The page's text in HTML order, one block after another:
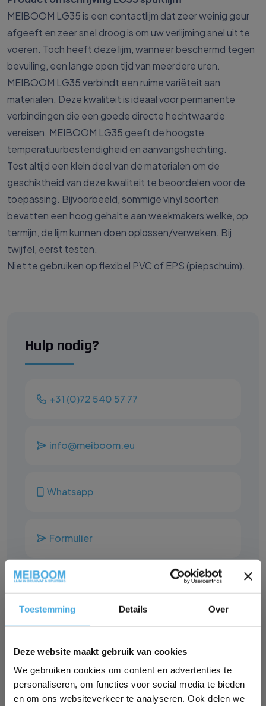
Toestemming Details Over
Deze website maakt gebruik van cookies
We gebruiken cookies om content en advertenties te
personaliseren, om functies voor social media te bieden
en om ons websiteverkeer te analyseren. Ook delen we
Hulp nodig?
+31 (0)72 540 57 77
info@meiboom.eu
Whatsapp
Formulier
Veel gestelde vragen
Branches
MEIBOOM LG35 is een contactlijm dat zeer weinig geur
afgeeft en zeer snel droog is om uw verlijming snel uit te
voeren. Toch heeft deze lijm, wanneer beschermd tegen
bevuiling, een lange open tijd van meerdere uren.
MEIBOOM LG35 verbindt een ruime variëteit aan
materialen. Deze kwaliteit is ideaal voor permanente
verbindingen die een goede directe hechtwaarde
vereisen. MEIBOOM LG35 geeft de hoogste
temperatuurbestendigheid en aanvangshechting.
Test altijd een klein deel van de materialen om de
geschiktheid van deze kwaliteit te beoordelen voor de
toepassing. Bijvoorbeeld, sommige vinyl soorten
bevatten een hoog gehalte aan weekmakers welke, op
termijn, de lijm kunnen doen oplossen/verweken. Bij
twijfel, eerst testen.
Niet te gebruiken op flexibel PVC of EPS (piepschuim).